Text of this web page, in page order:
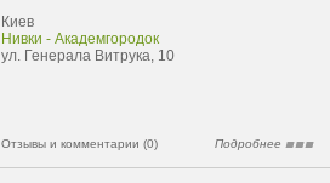
Киев
Нивки - Академгородок
ул. Генерала Витрука, 10
Отзывы и комментарии (0) Подробнее